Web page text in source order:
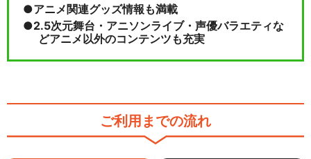
アニメ関連グッズ情報も満載
2.5次元舞台・アニソンライブ・声優バラエティな
どアニメ以外のコンテンツも充実
ご利用までの流れ